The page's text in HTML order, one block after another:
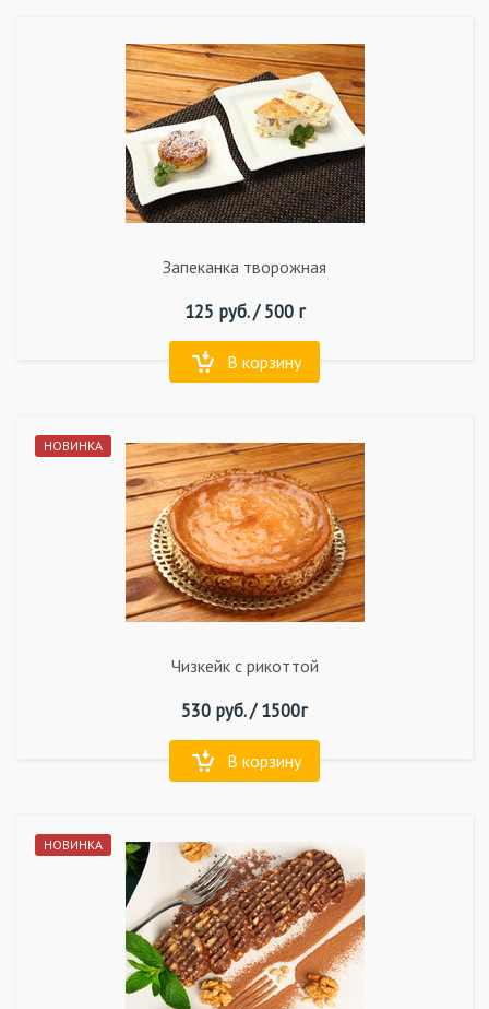
Запеканка творожная
125 руб. /500 г
В корзину
НОВИНКА
Чизкейк с рикоттой
530 руб. /1500г
В корзину
НОВИНКА